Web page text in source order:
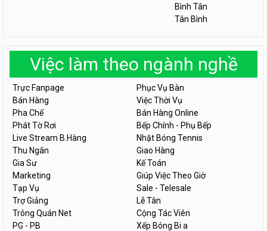
Bình Tân
Tân Bình
Việc làm theo ngành nghề
Trực Fanpage
Phục Vụ Bàn
Bán Hàng
Việc Thời Vụ
Pha Chế
Bán Hàng Online
Phát Tờ Rơi
Bếp Chính - Phụ Bếp
Live Stream B.Hàng
Nhặt Bóng Tennis
Thu Ngân
Giao Hàng
Gia Sư
Kế Toán
Marketing
Giúp Việc Theo Giờ
Tạp Vụ
Sale - Telesale
Trợ Giảng
Lễ Tân
Trông Quán Net
Cộng Tác Viên
PG - PB
Xếp Bóng Bi a